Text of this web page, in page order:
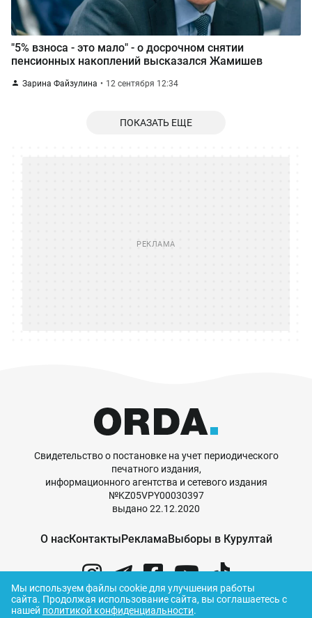
"5% взноса - это мало" - о досрочном снятии
пенсионных накоплений высказался Жамишев
Зарина Файзулина 12 сентября 12:34
ПОКАЗАТЬ ЕЩЕ
Свидетельство о постановке на учет периодического
печатного издания,
информационного агентства и сетевого издания
№KZ05VPY00030397
выдано 22.12.2020
О насКонтактыРекламаВыборы в Курултай
Мы используем файлы cookie для улучшения работы
сайта. Продолжая использование сайта, вы соглашаетесь с
нашей политикой конфиденциальности.